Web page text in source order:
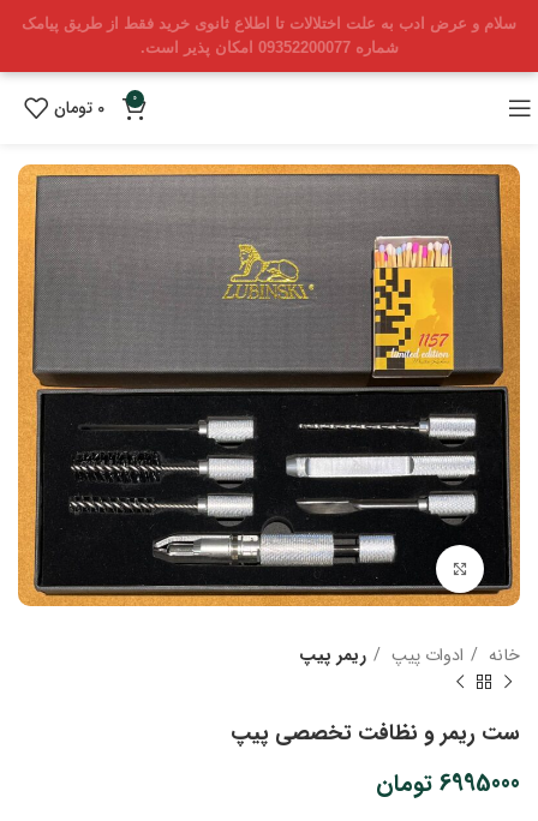
سلام و عرض ادب به علت اختلالات تا اطلاع ثانوی خرید فقط از طریق پیامک
شماره 09352200077 امکان پذیر است.
0
0 تومان
بزرگنمایی تصویر
خانه ادوات پیپ ریمر پیپ
ست ریمر و نظافت تخصصی پیپ
6995000 تومان